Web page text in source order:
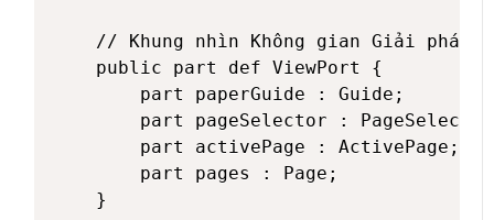
// Khung nhìn Không gian Giải
    public part def ViewPort {
        part paperGuide : Guide;
part pageSelector :
        part activePage : ActivePage;
        part pages : Page;
    }